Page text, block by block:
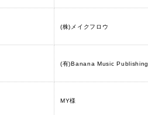
(株)メイクフロウ
(有)Banana Music Publishing
MY様